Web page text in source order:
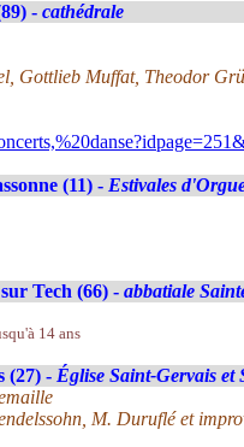
- cathédrale
Gottlieb Muffat, Theodor
(11) - Estivales
Tech (66) - abbatiale
14 ans
(27) - Église Saint-Gervais et
M. Duruflé et